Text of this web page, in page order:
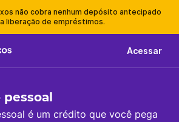
não cobra nenhum depósito antecipado
liberação de empréstimos.
Acessar
é um crédito que você pega